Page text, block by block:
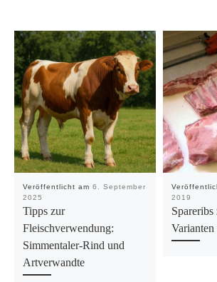
Veröffentlicht am 6. September
2025
Tipps zur
Fleischverwendung:
Simmentaler-Rind und
Artverwandte
2019
Spareribs